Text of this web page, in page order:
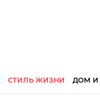
СТИЛЬ ЖИЗНИ ДОМ И